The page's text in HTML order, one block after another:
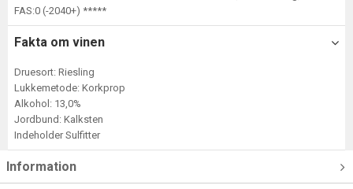
FAS:0 (-2040+) *****
Fakta om vinen
Druesort: Riesling
Lukkemetode: Korkprop
Alkohol: 13,0%
Jordbund: Kalksten
Indeholder Sulfitter
Information